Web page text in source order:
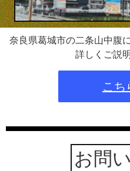
奈良県葛城市の二条山中腹
詳しくご説
こち
お問